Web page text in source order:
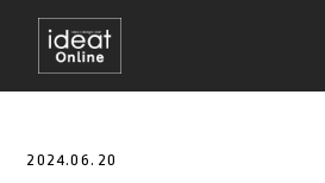
2024.06.20